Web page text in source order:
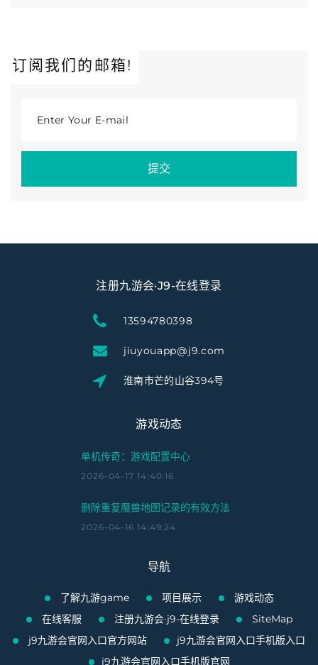
订阅我们的邮箱!
Enter Your E-mail
提交
注册九游会·J9-在线登录
13594780398
jiuyouapp@j9.com
淮南市芒的山谷394号
游戏动态
单机传奇：游戏配置中心
2026-04-17 14:40:16
删除重复魔兽地图记录的有效方法
2026-04-16 14:49:24
导航
了解九游game 项目展示
游戏动态
在线客服
注册九游会·j9-在线登录
SiteMap
j9九游会官网入口官方网站
j9九游会官网入口手机版入口
j9九游会官网入口手机版官网